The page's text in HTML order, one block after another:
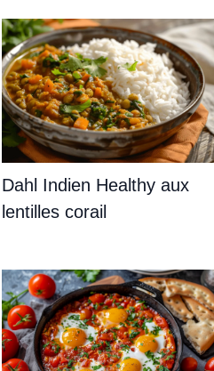
Dahl Indien Healthy aux
lentilles corail